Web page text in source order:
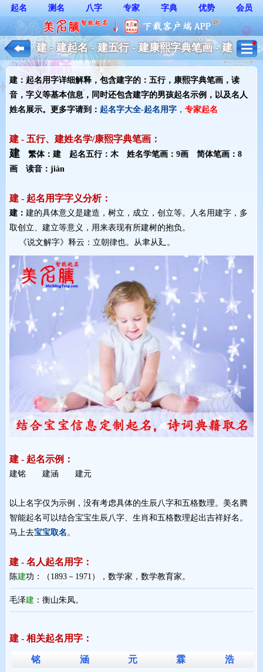
起名 测名 八字 专家 字典 优势 会员
建 - 建起名 - 建五行 - 建康熙字典笔画 - 建
起名用字解释 - 男孩起名
建：起名用字详细解释，包含建字的：五行，康熙字典笔画，读
音，字义等基本信息，同时还包含建字的男孩起名示例，以及名人
姓名展示。更多字请到： 起名字大全-起名用字 ， 专家起名
建 - 五行、建姓名学/康熙字典笔画：
建 繁体：建 起名五行：木 姓名学笔画：9画 简体笔画：8
画 读音：jiàn
建 - 起名用字字义分析：
建： 建的具体意义是建造，树立，成立，创立等。人名用建字，多
取创立、建立等意义，用来表现有所建树的抱负。
《说文解字》释云：立朝律也。从聿从廴。
建 - 起名示例：
建铭 建涵 建元
以上名字仅为示例，没有考虑具体的生辰八字和五格数理。美名腾
智能起名可以结合宝宝生辰八字、生肖和五格数理起出吉祥好名。
马上去宝宝取名。
建 - 名人起名用字：
陈建功：（1893－1971），数学家，数学教育家。
毛泽建 ：衡山朱凤。
建 - 相关起名用字：
铭 涵 元 霖 浩